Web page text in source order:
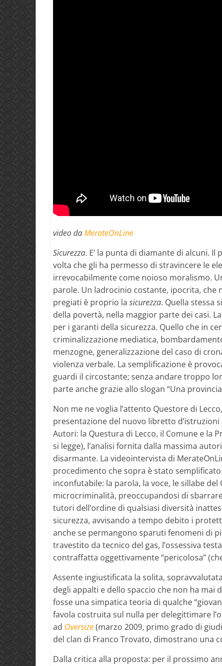
video daMerateOnLine
Sicurezza. E’ la punta di diamante di alcuni.
volta che gli ha permesso di stravincere le
irrevocabilmente come noioso moralismo.
parole. Un ladrocinio costante, ipocrita, che
pregiati è proprio la sicurezza. Quella stessa
della povertà, nella maggior parte dei casi.
per i garanti della sicurezza. Quello che in
criminalizzazione mediatica,
menzogne, generalizzazione del caso di
violenza verbale. La semplificazione è
guardi il circostante; senza andare troppo
parte anche grazie allo slogan “Una
Non me ne voglia l’attento Questore di
presentazione del nuovo libretto
Autori: la Questura di Lecco, il Comune e la
si legge), l’analisi fornita dalla massima
disarmante. La videointervista di
procedimento che sopra è stato
inconfutabile: la parola, la voce, le sillabe
microcriminalità, preoccupandosi di
tutori dell’ordine di qualsiasi diversità
sicurezza, avvisando a tempo debito i
anche se permangono sparuti fenomeni di
travestito da tecnico del gas, l’ossessiva
contraffatta oggettivamente “pericolosa”
Assente ingiustificata la solita,
degli appalti e dello spaccio che non ha mai
fosse una simpatica teoria di qualche
favola costruita sul nulla per delegittimare
ad Oversize(marzo 2009, primo grado di
del clan di Franco Trovato, dimostrano una
Dalla critica alla proposta: per il prossimo